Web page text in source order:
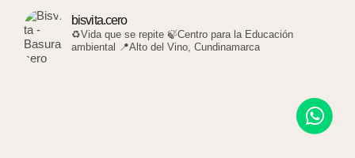
bisvita.cero
♻️Vida que se repite 🍃Centro para la Educación
ambiental
📍Alto del Vino, Cundinamarca